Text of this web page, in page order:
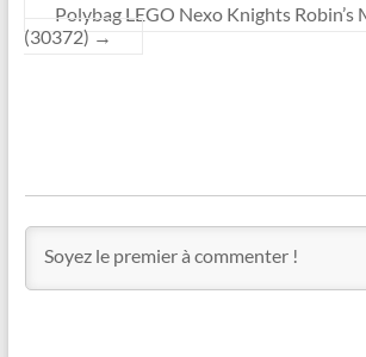
Polybag LEGO Nexo Knights Robin’s
(30372) →